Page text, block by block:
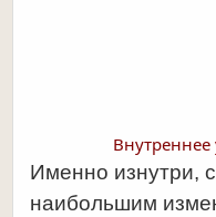
Внутреннее
Именно изнутри,
наибольшим